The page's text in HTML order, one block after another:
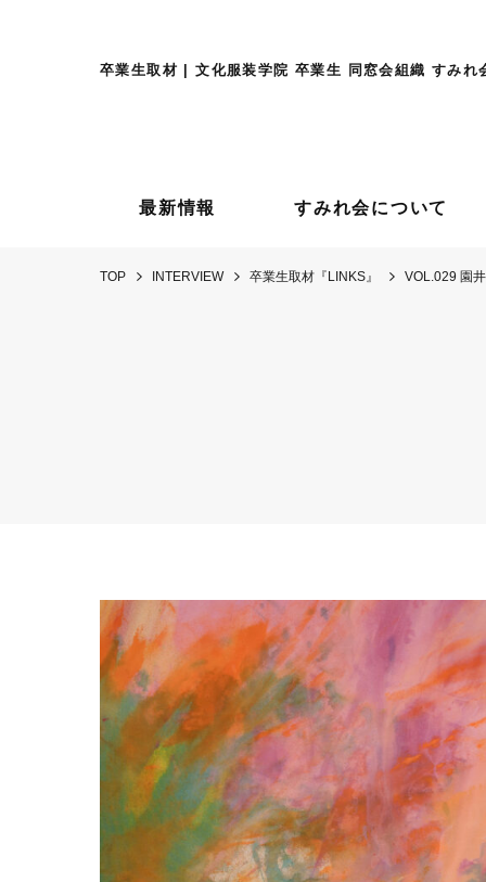
卒業生取材 | 文化服装学院 卒業生 同窓会組織 すみれ
最新情報 すみれ会について
TOP INTERVIEW 卒業生取材『LINKS』 VOL.029 園